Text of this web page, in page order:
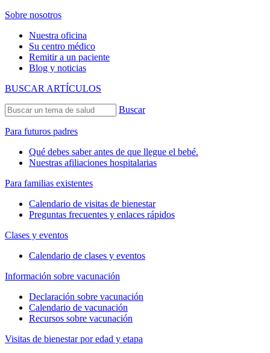
Sobre nosotros
Nuestra oficina
Su centro médico
Remitir a un paciente
Blog y noticias
BUSCAR ARTÍCULOS
Buscar
Para futuros padres
Qué debes saber antes de que llegue el bebé.
Nuestras afiliaciones hospitalarias
Para familias existentes
Calendario de visitas de bienestar
Preguntas frecuentes y enlaces rápidos
Clases y eventos
Calendario de clases y eventos
Información sobre vacunación
Declaración sobre vacunación
Calendario de vacunación
Recursos sobre vacunación
Visitas de bienestar por edad y etapa